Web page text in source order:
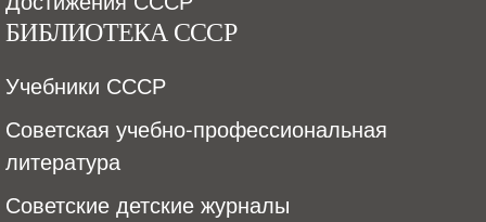
БИБЛИОТЕКА СССР
Учебники СССР
Советская учебно-профессиональная
литература
Советские детские журналы